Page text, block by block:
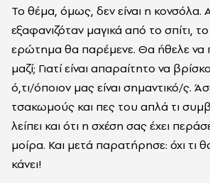
Το θέμα, όμως, δεν είναι η κονσόλα.
εξαφανιζόταν μαγικά από το σπίτι,
ερώτημα θα παρέμενε. Θα ήθελε να
μαζί; Γιατί είναι απαραίτητο να
ό,τι/όποιον μας είναι σημαντικό/ς.
τσακωμούς και πες του απλά τι
λείπει και ότι η σχέση σας έχει
μοίρα. Και μετά παρατήρησε: όχι τι
κάνει!